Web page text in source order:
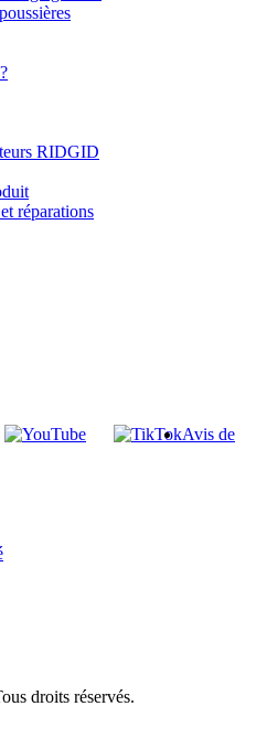
RIDGID
réparations
Avis de
droits réservés.